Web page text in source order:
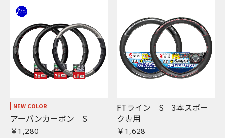
NEW COLOR
アーバンカーボン S
￥1,280
FTライン S 3本スポー
ク専用
￥1,628